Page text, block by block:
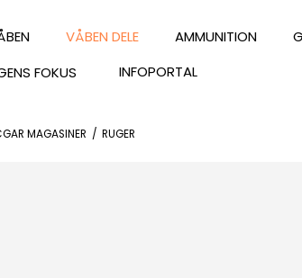
VÅBEN DELE AMMUNITION
FOKUS
INFOPORTAL
MAGASINER / RUGER